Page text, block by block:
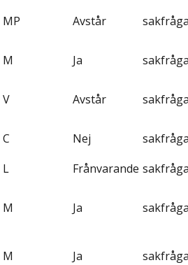
MP Avstår
M Ja
V Avstår
C Nej
L Frånvarande
M Ja
M Ja